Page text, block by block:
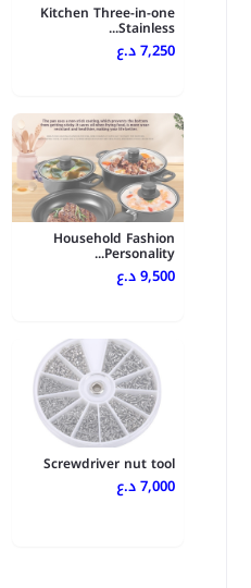
Kitchen Three-in-one
Stainless...
7,250 د.ع
Household Fashion
Personality...
9,500 د.ع
Screwdriver nut tool
7,000 د.ع